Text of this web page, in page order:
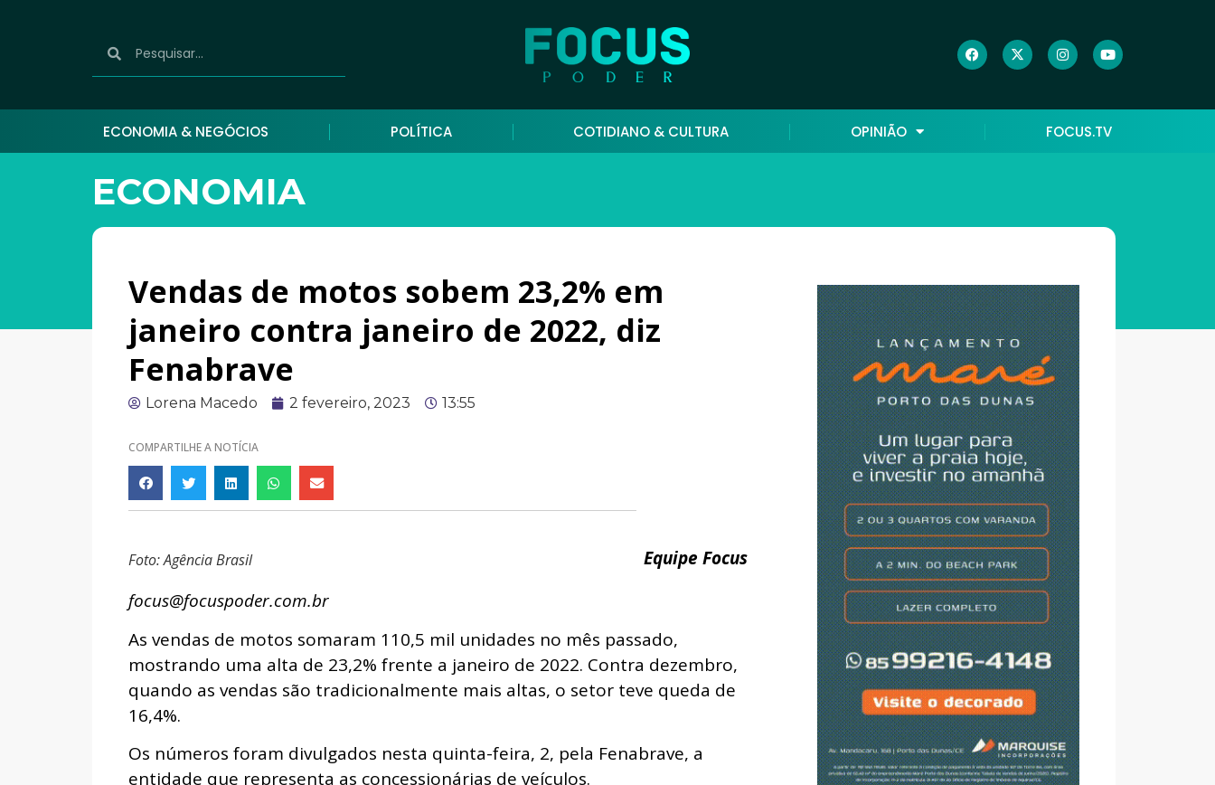
ECONOMIA & NEGÓCIOS POLÍTICA COTIDIANO & CULTURA OPINIÃO FOCUS.TV
ECONOMIA
Vendas de motos sobem 23,2% em
janeiro contra janeiro de 2022, diz
Fenabrave
Lorena Macedo 2 fevereiro, 2023 13:55
COMPARTILHE A NOTÍCIA
Foto: Agência Brasil
Equipe Focus
focus@focuspoder.com.br
As vendas de motos somaram 110,5 mil unidades no mês passado,
mostrando uma alta de 23,2% frente a janeiro de 2022. Contra dezembro,
quando as vendas são tradicionalmente mais altas, o setor teve queda de
16,4%.
Os números foram divulgados nesta quinta-feira, 2, pela Fenabrave, a
entidade que representa as concessionárias de veículos.